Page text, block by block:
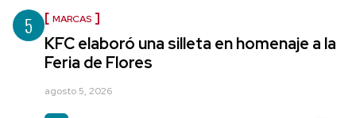
5 MARCAS
KFC elaboró una silleta en homenaje a la
Feria de Flores
agosto 5, 2026